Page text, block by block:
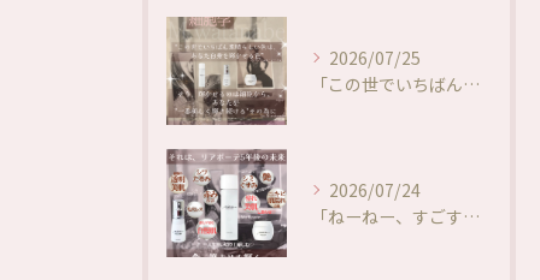
2026/07/25
「この世でいちばん素晴らしい色は、あなた自身を輝かせる色」✨
2026/07/24
「ねーねー、すごすぎない…！？🥺🥰✨」